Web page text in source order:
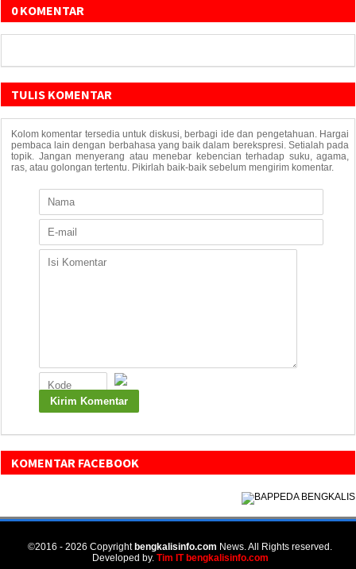
0 KOMENTAR
TULIS KOMENTAR
Kolom komentar tersedia untuk diskusi, berbagi ide dan pengetahuan. Hargai
pembaca lain dengan berbahasa yang baik dalam berekspresi. Setialah pada
topik. Jangan menyerang atau menebar kebencian terhadap suku, agama,
ras, atau golongan tertentu. Pikirlah baik-baik sebelum mengirim komentar.
KOMENTAR FACEBOOK
©2016 - 2026 Copyright bengkalisinfo.com News. All Rights reserved.
Developed by. Tim IT bengkalisinfo.com